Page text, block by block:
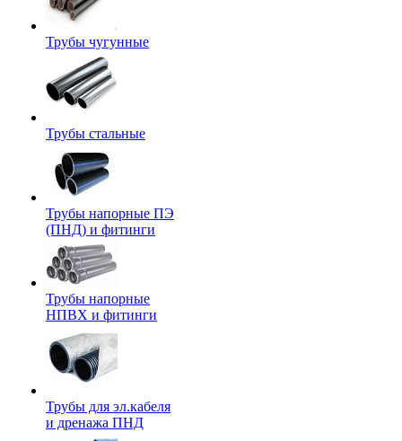
Трубы чугунные
Трубы стальные
Трубы напорные ПЭ
(ПНД) и фитинги
Трубы напорные
НПВХ и фитинги
Трубы для эл.кабеля
и дренажа ПНД